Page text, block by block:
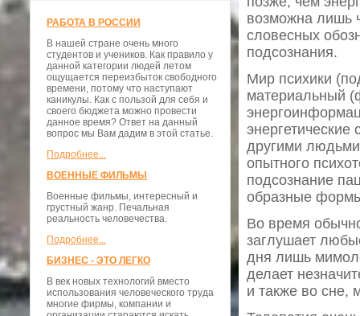
РАБОТА В РОССИИ
В нашей стране очень много
студентов и учеников. Как правило у
данной категории людей летом
ощущается переизбыток свободного
времени, потому что наступают
каникулы. Как с пользой для себя и
своего бюджета можно провести
данное время? Ответ на данный
вопрос мы Вам дадим в этой статье.
Подробнее...
ВОЕННЫЕ ФИЛЬМЫ
Военные фильмы, интересный и
грустный жанр. Печальная
реальность человечества.
Подробнее...
БИЗНЕС - ЭТО ЛЕГКО
В век новых технологий вместо
использования человеческого труда
многие фирмы, компании и
возможна лишь
словесных
подсознания.
Мир психики
материальный
другими
опытного
подсознание
образные
Во время
заглушает
дня лишь
делает
и также во сне,